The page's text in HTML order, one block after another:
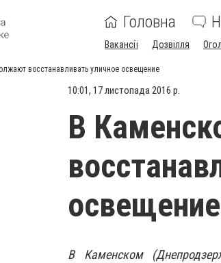
Головна
Вакансії Дозвілля
восстанавливать уличное освещение
10:01, 17 листопада 2016 р.
В
освещение
В Каменском